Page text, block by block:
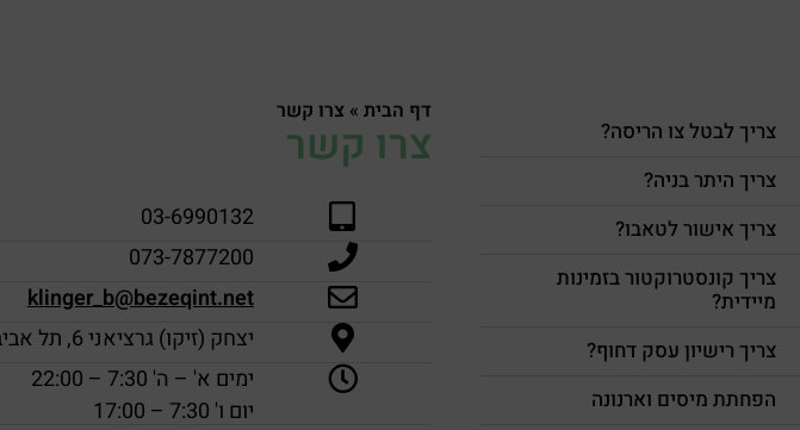
צריך לבטל צו הריסה?
צריך היתר בניה?
צריך אישור לטאבו?
צריך קונסטרוקטור בזמינות
מיידית?
צריך רישיון עסק דחוף?
הפחתת מיסים וארנונה
דף הבית » צרו קשר
צרו קשר
03-6990132
073-7877200
klinger_b@bezeqint.net
יצחק (זיקו) גרציאני 6, תל אביב
ימים א' – ה' 7:30 – 22:00
יום ו' 7:30 – 17:00